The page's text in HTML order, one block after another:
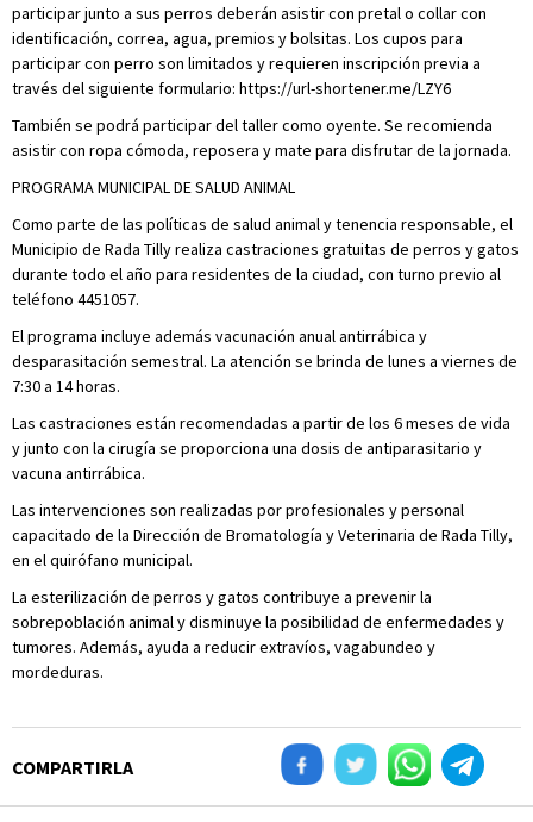
participar junto a sus perros deberán asistir con pretal o collar con
identificación, correa, agua, premios y bolsitas. Los cupos para
participar con perro son limitados y requieren inscripción previa a
través del siguiente formulario: https://url-shortener.me/LZY6
También se podrá participar del taller como oyente. Se recomienda
asistir con ropa cómoda, reposera y mate para disfrutar de la jornada.
PROGRAMA MUNICIPAL DE SALUD ANIMAL
Como parte de las políticas de salud animal y tenencia responsable, el
Municipio de Rada Tilly realiza castraciones gratuitas de perros y gatos
durante todo el año para residentes de la ciudad, con turno previo al
teléfono 4451057.
El programa incluye además vacunación anual antirrábica y
desparasitación semestral. La atención se brinda de lunes a viernes de
7:30 a 14 horas.
Las castraciones están recomendadas a partir de los 6 meses de vida
y junto con la cirugía se proporciona una dosis de antiparasitario y
vacuna antirrábica.
Las intervenciones son realizadas por profesionales y personal
capacitado de la Dirección de Bromatología y Veterinaria de Rada Tilly,
en el quirófano municipal.
La esterilización de perros y gatos contribuye a prevenir la
sobrepoblación animal y disminuye la posibilidad de enfermedades y
tumores. Además, ayuda a reducir extravíos, vagabundeo y
mordeduras.
COMPARTIRLA